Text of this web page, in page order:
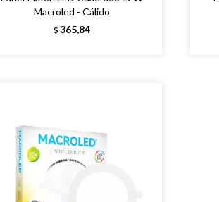
Macroled - Cálido
$ 365,84